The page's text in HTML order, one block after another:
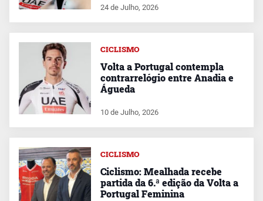
24 de Julho, 2026
CICLISMO
Volta a Portugal contempla
contrarrelógio entre Anadia e
Águeda
10 de Julho, 2026
CICLISMO
Ciclismo: Mealhada recebe
partida da 6.ª edição da Volta a
Portugal Feminina